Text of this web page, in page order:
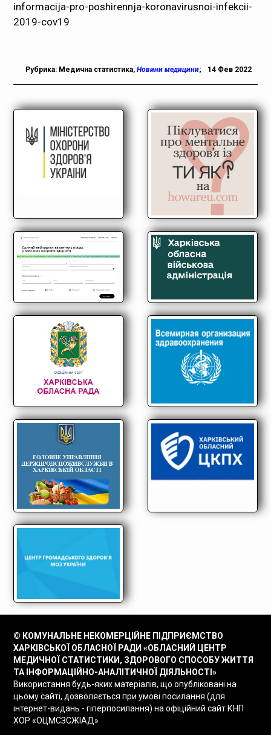
informacija-pro-poshirennja-koronavirusnoi-infekcii-
2019-cov19
Рубрика: Медична статистика, Новини медицини; 14 Фев 2022
© КОМУНАЛЬНЕ НЕКОМЕРЦІЙНЕ ПІДПРИЄМСТВО
ХАРКІВСЬКОЇ ОБЛАСНОЇ РАДИ «ОБЛАСНИЙ ЦЕНТР
МЕДИЧНОЇ СТАТИСТИКИ, ЗДОРОВОГО СПОСОБУ ЖИТТЯ
ТА ІНФОРМАЦІЙНО-АНАЛІТИЧНОЇ ДІЯЛЬНОСТІ»
Використання будь-яких матеріалів, що опубліковані на
цьому сайті, дозволяється при умові посилання (для
інтернет-видань - гіперпосилання) на офіційний сайт КНП
ХОР «ОЦМСЗСЖІАД»